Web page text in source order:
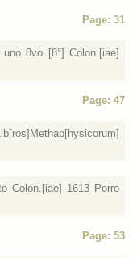
Page: 31
8vo [8°] Colon.[iae]
Page: 47
Colon.[iae] 1613 Porro
Page: 53